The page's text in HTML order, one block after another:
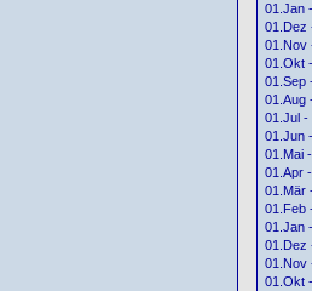
01.Jan
01.Dez
01.Nov
01.Okt
01.Sep
01.Aug
01.Jul -
01.Jun
01.Mai
01.Apr
01.Mär
01.Feb
01.Jan
01.Dez
01.Nov
01.Okt